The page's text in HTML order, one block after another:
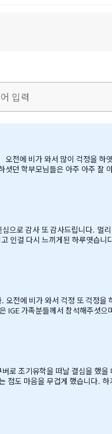
님들은 아주 아주 잘 아셧을것입니
으로 감사 또 감사드립니다. 멀
고 인걸 다시 느끼게된 하루엿습
동산,웨스트캐나다종합보험,캐
보물찻기 그리고 Q & A 를 시
여건이 딱히 좋은 것도 아니었습